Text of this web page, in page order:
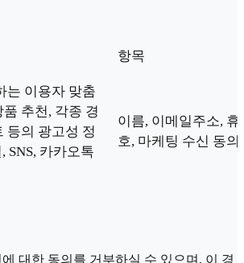
항목
는 이용자 맞춤
추천, 각종 경
등의 광고성 정
SNS, 카카오톡
이름, 이메일주소,
호, 마케팅 수신 동의
대한 동의를 거부하실 수 있으며, 이 경